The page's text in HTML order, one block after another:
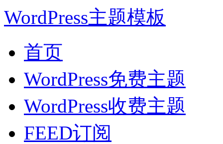
WordPress主题模板
首页
WordPress免费主题
WordPress收费主题
FEED订阅